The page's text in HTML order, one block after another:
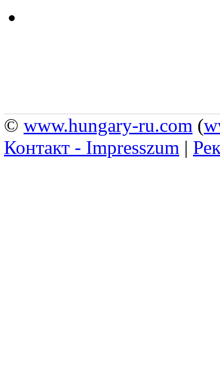
© www.hungary-ru.com (
Контакт - Impresszum |